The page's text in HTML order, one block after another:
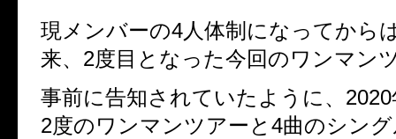
現メンバーの4人体制になってから
来、2度目となった今回のワンマン
事前に告知されていたように、
2度のワンマンツアーと4曲のシン